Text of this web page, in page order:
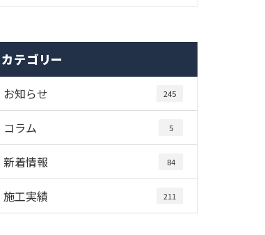
カテゴリー
お知らせ 245
コラム 5
新着情報 84
施工実績 211